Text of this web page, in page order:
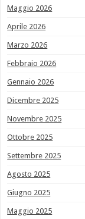
Maggio 2026
Aprile 2026
Marzo 2026
Febbraio 2026
Gennaio 2026
Dicembre 2025
Novembre 2025
Ottobre 2025
Settembre 2025
Agosto 2025
Giugno 2025
Maggio 2025